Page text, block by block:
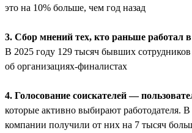
это на 10% больше, чем год назад
3. Сбор мнений тех, кто раньше работал
В 2025 году 129 тысяч бывших
об организациях-финалистах
4. Голосование соискателей —
которые активно выбирают работодателя. В
компании получили от них на 7 тысяч